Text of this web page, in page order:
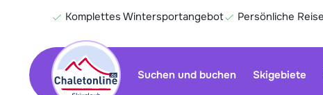
Komplettes Wintersportangebot Persönliche
Suchen und buchen Skigebiete